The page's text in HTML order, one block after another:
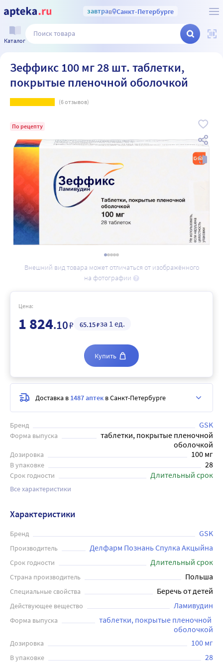
завтрав Санкт-Петербурге
Каталог
Зеффикс 100 мг 28 шт. таблетки,
покрытые пленочной оболочкой
(6отзывов)
По рецепту
Внешний вид товара может отличаться от изображённого
на фотографии
Бренд GSK
Форма выпуска
таблетки, покрытые пленочной
оболочкой
Дозировка 100 мг
В упаковке 28
Срок годности Длительный срок
Все характеристики
Цена:
1 824.10₽ 65.15₽за 1 ед.
Купить
Доставка в 1487 аптек в Санкт-Петербурге
Характеристики
Бренд GSK
Производитель Делфарм Познань Спулка Акцыйна
Срок годности Длительный срок
Страна производитель Польша
Специальные свойства Беречь от детей
Действующее вещество Ламивудин
Форма выпуска
таблетки, покрытые пленочной
оболочкой
Дозировка 100 мг
В упаковке 28